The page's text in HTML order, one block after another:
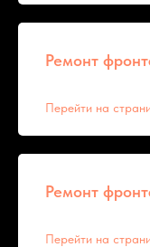
Ремонт
Перейти на
Ремонт
Перейти на